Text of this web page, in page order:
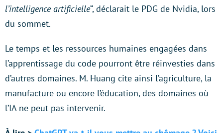
l’intelligence artificielle“, déclarait le PDG de Nvidia, lors
du sommet.
Le temps et les ressources humaines engagées dans
l’apprentissage du code pourront être réinvesties dans
d’autres domaines. M. Huang cite ainsi l’agriculture, la
manufacture ou encore l’éducation, des domaines où
l’IA ne peut pas intervenir.